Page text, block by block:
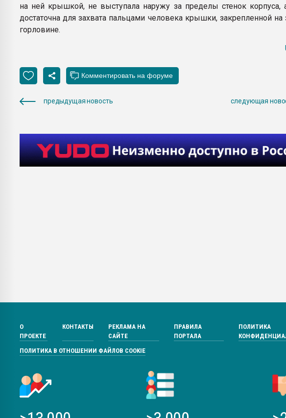
на ней крышкой, не выступала наружу за пределы стенок корпуса,
достаточна для захвата пальцами человека крышки, закрепленной на
горловине.
предыдущая новость следующая
О
ПРОЕКТЕ
КОНТАКТЫ
РЕКЛАМА НА
САЙТЕ
ПРАВИЛА
ПОРТАЛА
ПОЛИТИКА
ПОЛИТИКА В ОТНОШЕНИИ ФАЙЛОВ COOKIE